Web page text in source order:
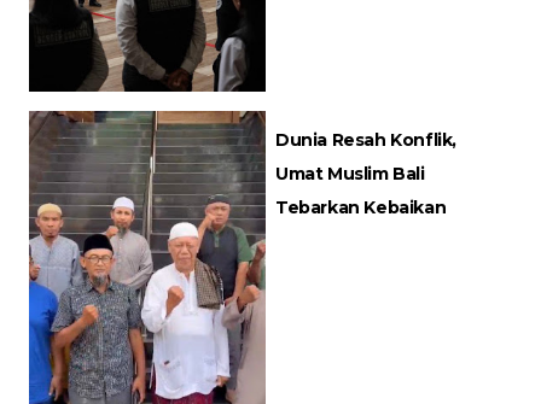
Dunia Resah Konflik,
Umat Muslim Bali
Tebarkan Kebaikan